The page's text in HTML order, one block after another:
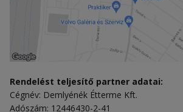
Rendelést teljesítő partner adatai:
Cégnév: Demlyénék Étterme Kft.
Adószám: 12446430-2-41